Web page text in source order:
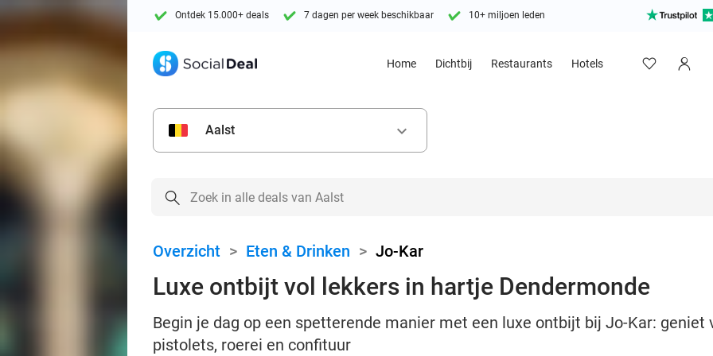
Ontdek 15.000+ deals 7 dagen per week beschikbaar 10+ miljoen leden
Home Dichtbij Restaurants Hotels
Aalst keyboard_arrow_down
Overzicht > Eten & Drinken > Jo-Kar
Luxe ontbijt vol lekkers in hartje Dendermonde
Begin je dag op een spetterende manier met een luxe ontbijt bij Jo-Kar:
pistolets, roerei en confituur